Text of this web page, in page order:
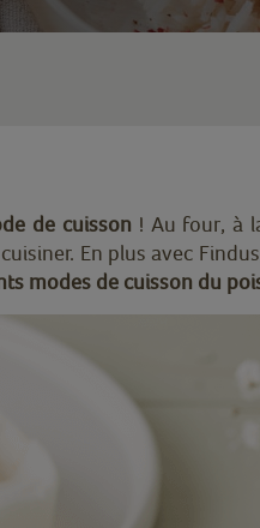
de cuisson ! Au four, à
En plus avec
modes de cuisson du